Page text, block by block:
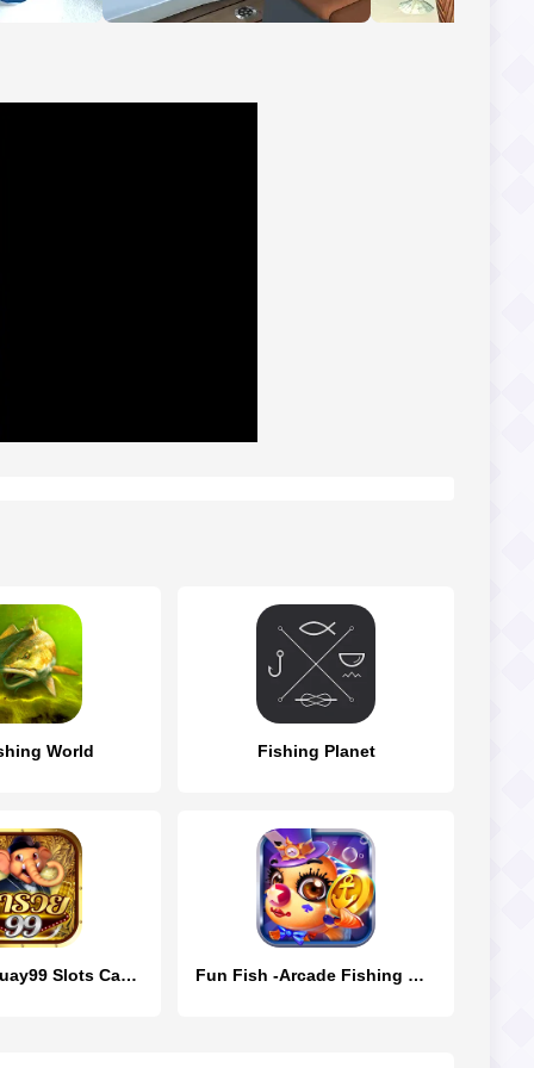
World Fishing Planet
Fishing Maruay99 Slots Casino Fun Fish -Arcade Fishing Game